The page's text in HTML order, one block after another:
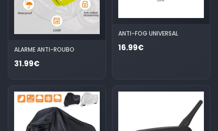
ALARME ANTI-ROUBO
31.99€
ANTI-FOG UNIVERSAL
16.99€